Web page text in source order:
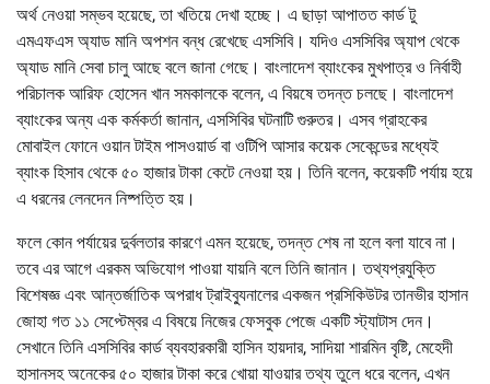
অর্থ নেওয়া সম্ভব হয়েছে, তা খতিয়ে দেখা হচ্ছে। এ ছাড়া আপাতত কার্ড টু
এমএফএস অ্যাড মানি অপশন বন্ধ রেখেছে এসসিবি। যদিও এসসিবির অ্যাপ থেকে
অ্যাড মানি সেবা চালু আছে বলে জানা গেছে। বাংলাদেশ ব্যাংকের মুখপাত্র ও নির্বাহী
পরিচালক আরিফ হোসেন খান সমকালকে বলেন, এ বিয়ষে তদন্ত চলছে। বাংলাদেশ
ব্যাংকের অন্য এক কর্মকর্তা জানান, এসসিবির ঘটনাটি গুরুতর। এসব গ্রাহকের
মোবাইল ফোনে ওয়ান টাইম পাসওয়ার্ড বা ওটিপি আসার কয়েক সেকেন্ডের মধ্যেই
ব্যাংক হিসাব থেকে ৫০ হাজার টাকা কেটে নেওয়া হয়। তিনি বলেন, কয়েকটি পর্যায় হয়ে
এ ধরনের লেনদেন নিষ্পত্তি হয়।
ফলে কোন পর্যায়ের দুর্বলতার কারণে এমন হয়েছে, তদন্ত শেষ না হলে বলা যাবে না।
তবে এর আগে এরকম অভিযোগ পাওয়া যায়নি বলে তিনি জানান। তথ্যপ্রযুক্তি
বিশেষজ্ঞ এবং আন্তর্জাতিক অপরাধ ট্রাইব্যুনালের একজন প্রসিকিউটর তানভীর হাসান
জোহা গত ১১ সেপ্টেম্বর এ বিষয়ে নিজের ফেসবুক পেজে একটি স্ট্যাটাস দেন।
সেখানে তিনি এসসিবির কার্ড ব্যবহারকারী হাসিন হায়দার, সাদিয়া শারমিন বৃষ্টি, মেহেদী
হাসানসহ অনেকের ৫০ হাজার টাকা করে খোয়া যাওয়ার তথ্য তুলে ধরে বলেন, এখন